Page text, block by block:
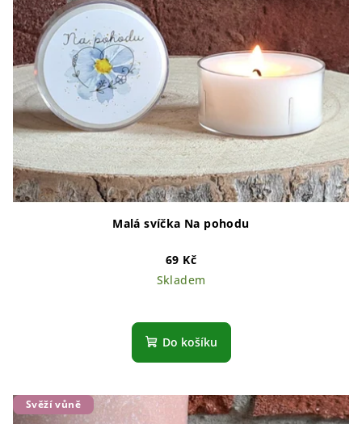
Malá svíčka Na pohodu
69 Kč
Skladem
Do košíku
Svěží vůně